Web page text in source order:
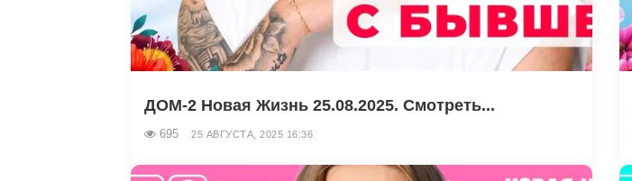
ДОМ-2 Новая Жизнь 25.08.2025. Смотреть...
695 25 АВГУСТА, 2025 16:36